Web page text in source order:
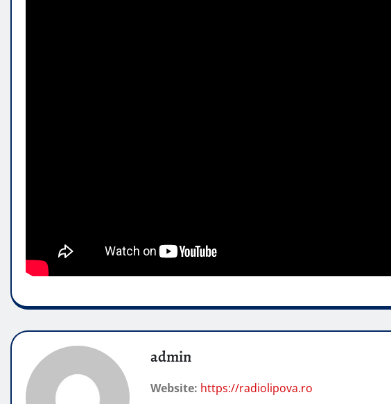
admin
Website: https://radiolipova.ro